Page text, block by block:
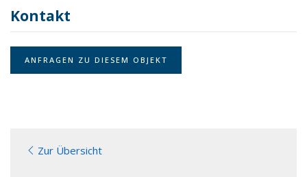
Kontakt
ANFRAGEN ZU DIESEM OBJEKT
Zur Übersicht